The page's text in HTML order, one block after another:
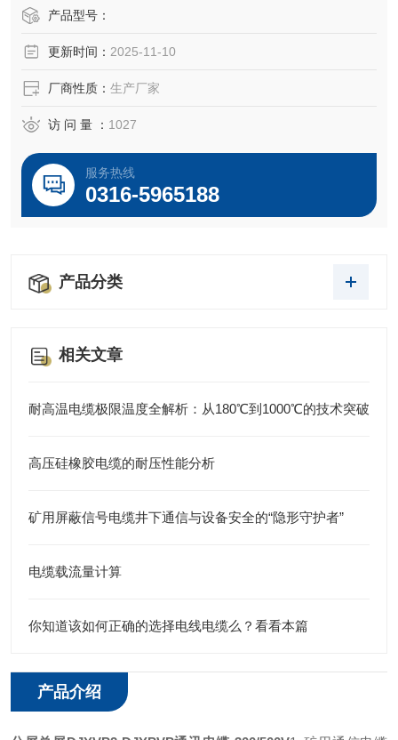
p;MKVV&nbsp;MKVV22&nbsp;MKVVR&nbs
产品型号：
更新时间： 2025-11-10
厂商性质： 生产厂家
访 问 量 ： 1027
服务热线
0316-5965188
产品分类
相关文章
耐高温电缆极限温度全解析：从180℃到1000℃的技术突破
高压硅橡胶电缆的耐压性能分析
矿用屏蔽信号电缆井下通信与设备安全的“隐形守护者”
电缆载流量计算
你知道该如何正确的选择电线电缆么？看看本篇
产品介绍